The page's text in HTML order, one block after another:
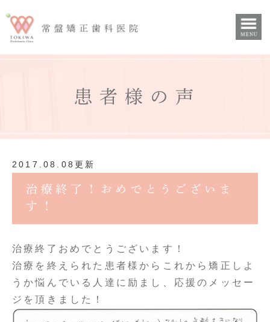
患者様の声
2017.08.08更新
治療終了！おめでとうございま
す！
治療終了おめでとうございます！
治療を終えられた患者様からこれから矯正しよ
うか悩んでいる人達に励まし、応援のメッセー
ジを頂きました！